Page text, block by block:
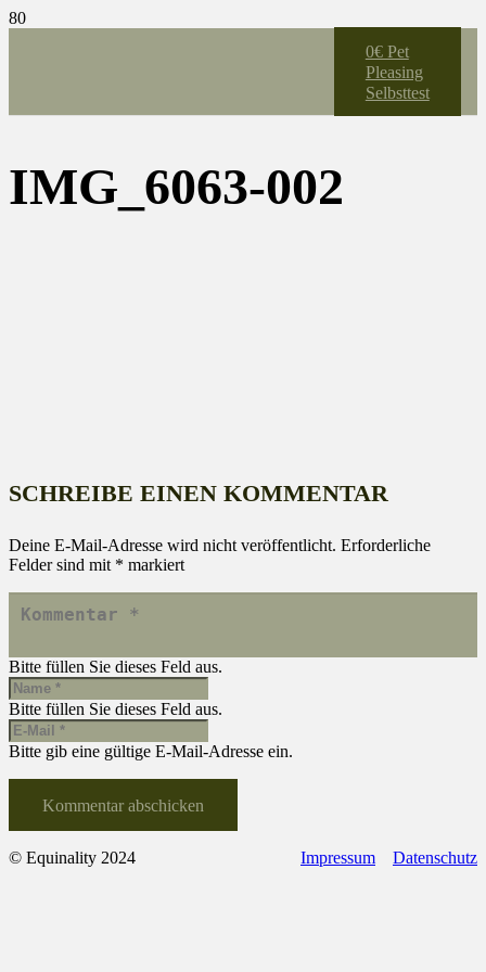
0€ Pet
Pleasing
Selbsttest
IMG_6063-002
SCHREIBE EINEN KOMMENTAR
Deine E-Mail-Adresse wird nicht veröffentlicht. Erforderliche
Felder sind mit * markiert
Bitte füllen Sie dieses Feld aus.
Bitte füllen Sie dieses Feld aus.
Bitte gib eine gültige E-Mail-Adresse ein.
Kommentar abschicken
© Equinality 2024 Impressum Datenschutz